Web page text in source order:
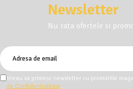
Newsletter
Nu rata ofertele si
Vreau sa primesc newsletter cu promotiile
de Confidentialitate.